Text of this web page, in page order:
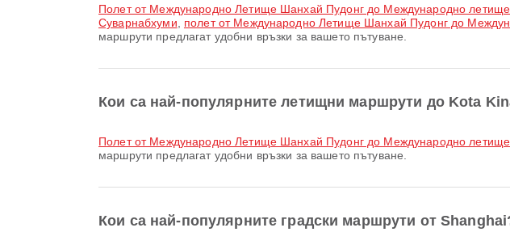
полет от Международно Летище Шанхай Пудонг до Международно
Суварнабхуми
полет от Международно Летище Шанхай Пудонг до
маршрути предлагат удобни връзки за вашето пътуване.
Кои са най-популярните летищни маршрути до Kota
полет от Международно Летище Шанхай Пудонг до Международно
маршрути предлагат удобни връзки за вашето пътуване.
Кои са най-популярните градски маршрути от